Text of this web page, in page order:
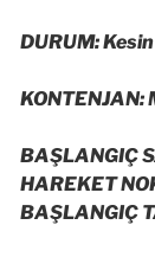
DURUM:
KONTENJAN:
BAŞLANGIÇ
HAREKET
BAŞLANGIÇ